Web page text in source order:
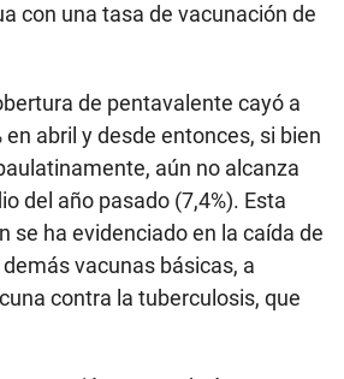
con una tasa de vacunación de
de pentavalente cayó a
en abril y desde entonces, si bien
aún no alcanza
del año pasado (7,4%). Esta
se ha evidenciado en la caída de
vacunas básicas, a
contra la tuberculosis, que